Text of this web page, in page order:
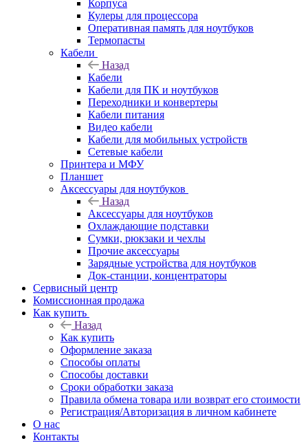
Корпуса
Кулеры для процессора
Оперативная память для ноутбуков
Термопасты
Кабели
Назад
Кабели
Кабели для ПК и ноутбуков
Переходники и конвертеры
Кабели питания
Видео кабели
Кабели для мобильных устройств
Сетевые кабели
Принтера и МФУ
Планшет
Аксессуары для ноутбуков
Назад
Аксессуары для ноутбуков
Охлаждающие подставки
Сумки, рюкзаки и чехлы
Прочие аксессуары
Зарядные устройства для ноутбуков
Док-станции, концентраторы
Сервисный центр
Комиссионная продажа
Как купить
Назад
Как купить
Оформление заказа
Способы оплаты
Способы доставки
Сроки обработки заказа
Правила обмена товара или возврат его стоимости
Регистрация/Авторизация в личном кабинете
О нас
Контакты